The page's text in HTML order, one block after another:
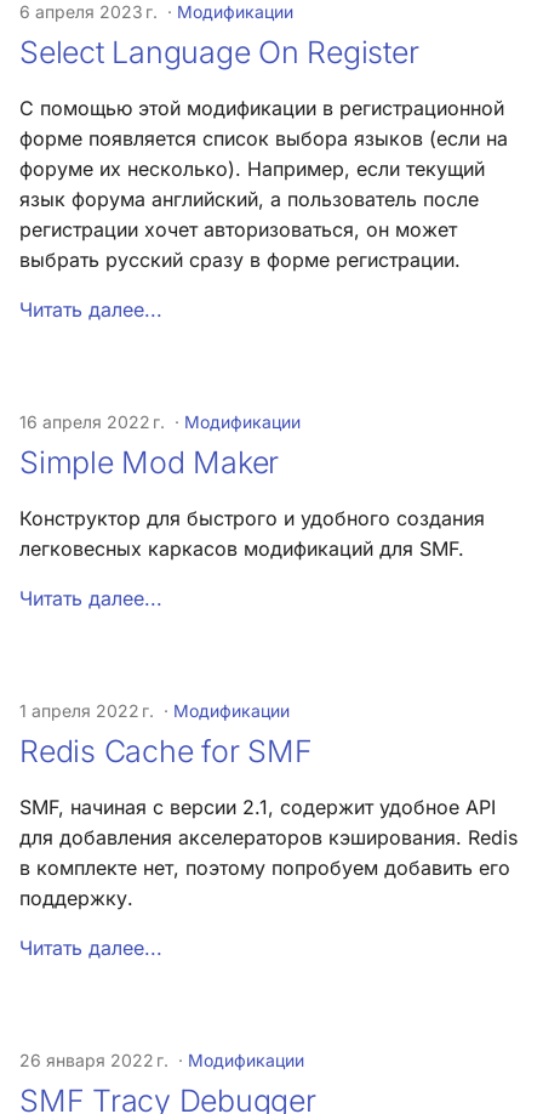
6 апреля 2023 г. Модификации
Select Language On Register
С помощью этой модификации в регистрационной
форме появляется список выбора языков (если на
форуме их несколько). Например, если текущий
язык форума английский, а пользователь после
регистрации хочет авторизоваться, он может
выбрать русский сразу в форме регистрации.
Читать далее...
16 апреля 2022 г. Модификации
Simple Mod Maker
Конструктор для быстрого и удобного создания
легковесных каркасов модификаций для SMF.
Читать далее...
1 апреля 2022 г. Модификации
Redis Cache for SMF
SMF, начиная с версии 2.1, содержит удобное API
для добавления акселераторов кэширования. Redis
в комплекте нет, поэтому попробуем добавить его
поддержку.
Читать далее...
26 января 2022 г. Модификации
SMF Tracy Debugger